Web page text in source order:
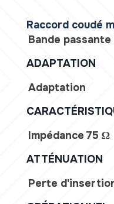
Raccord coudé
Bande passante
ADAPTATION
Adaptation
Impédance 75 Ω
ATTÉNUATION
Perte